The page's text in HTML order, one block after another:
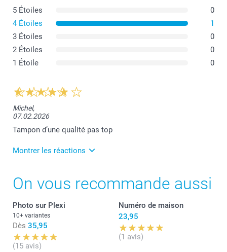
5 Étoiles
0
4 Étoiles
1
3 Étoiles
0
2 Étoiles
0
1 Étoile
0
Michel,
07.02.2026
Tampon d’une qualité pas top
Montrer les réactions
Nous sommes désolés que la qualité du produit ne
prendre contact avec notre service client pour cela
sous service.fr@smartphoto.ch cordialement
smartphoto ag
On vous recommande aussi
Photo sur Plexi
10+ variantes
Dès 35,95
(15 avis)
Numéro de maison
23,95
(1 avis)